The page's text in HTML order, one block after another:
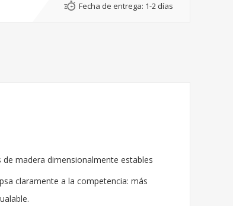
Fecha de entrega: 1-2 días
madera dimensionalmente estables
claramente a la competencia: más